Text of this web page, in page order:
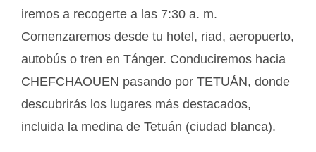
iremos a recogerte a las 7:30 a. m.
Comenzaremos desde tu hotel, riad, aeropuerto,
autobús o tren en Tánger. Conduciremos hacia
CHEFCHAOUEN pasando por TETUÁN, donde
descubrirás los lugares más destacados,
incluida la medina de Tetuán (ciudad blanca).